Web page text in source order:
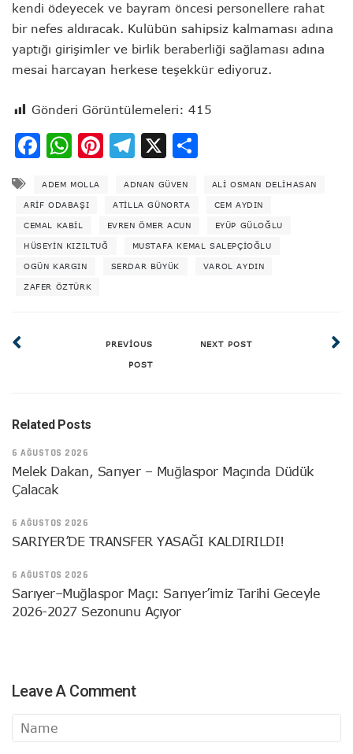
kendi ödeyecek ve bayram öncesi personellere rahat
bir nefes aldıracak. Kulübün sahipsiz kalmaması adına
yaptığı girişimler ve birlik beraberliği sağlaması adına
mesai harcayan herkese teşekkür ediyoruz.
Gönderi Görüntülemeleri: 415
Facebook
WhatsApp
Pinterest
Telegram
X
ADEM MOLLA ADNAN GÜVEN ALI OSMAN DELIHASAN
ARIF ODABAŞI ATILLA GÜNORTA CEM AYDIN
CEMAL KABIL EVREN ÖMER ACUN EYÜP GÜLOĞLU
HÜSEYIN KIZILTUĞ MUSTAFA KEMAL SALEPÇIOĞLU
OGÜN KARGIN SERDAR BÜYÜK VAROL AYDIN
ZAFER ÖZTÜRK
PREVIOUS
POST
NEXT POST
Related Posts
6 AĞUSTOS 2026
Melek Dakan, Sarıyer – Muğlaspor Maçında Düdük
Çalacak
6 AĞUSTOS 2026
SARIYER’DE TRANSFER YASAĞI KALDIRILDI!
6 AĞUSTOS 2026
Sarıyer–Muğlaspor Maçı: Sarıyer’imiz Tarihi Geceyle
2026-2027 Sezonunu Açıyor
Leave A Comment